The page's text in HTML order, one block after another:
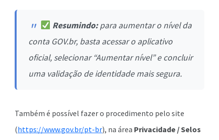
Resumindo:para aumentar o nível da
conta GOV.br, basta acessar o aplicativo
oficial, selecionar “Aumentar nível” e concluir
uma validação de identidade mais segura.
Também é possível fazer o procedimento pelo site
(https://www.gov.br/pt-br), na área Privacidade / Selos